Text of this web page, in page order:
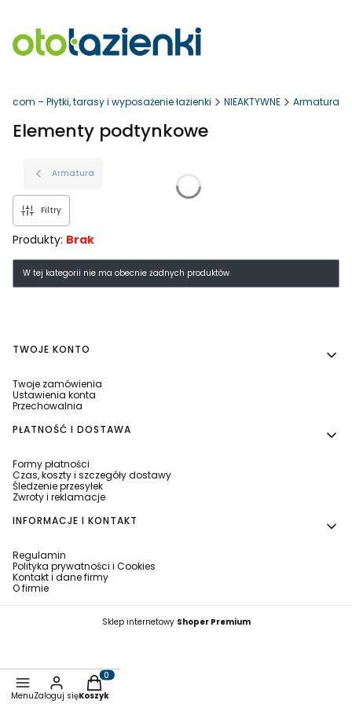
– Płytki, tarasy i wyposażenie łazienki NIEAKTYWNE Armatura
Elementy podtynkowe
Armatura
Filtry
Produkty: Brak
Lista produktów
W tej kategorii nie ma obecnie żadnych produktów
Linki w stopce
TWOJE KONTO
Twoje zamówienia
Ustawienia konta
Przechowalnia
PŁATNOŚĆ I DOSTAWA
Formy płatności
Czas, koszty i szczegóły dostawy
Śledzenie przesyłek
Zwroty i reklamacje
INFORMACJE I KONTAKT
Regulamin
Polityka prywatności i Cookies
Kontakt i dane firmy
O firmie
Sklep internetowy Shoper Premium
MenuZaloguj się
Produkty w koszyku: 0. Zobacz szczegóły
Koszyk